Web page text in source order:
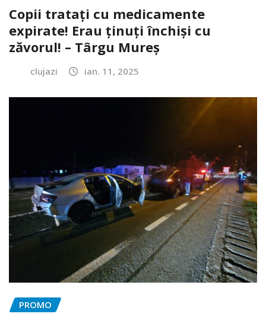
Copii tratați cu medicamente
expirate! Erau ținuți închiși cu
zăvorul! – Târgu Mureș
clujazi ian. 11, 2025
PROMO